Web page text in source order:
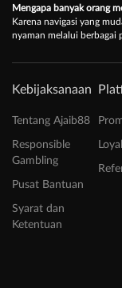
Mengapa banyak orang
Karena navigasi yang
nyaman melalui berbagai
Kebijaksanaan
Tentang Ajaib88
Responsible
Gambling
Pusat Bantuan
Syarat dan
Ketentuan